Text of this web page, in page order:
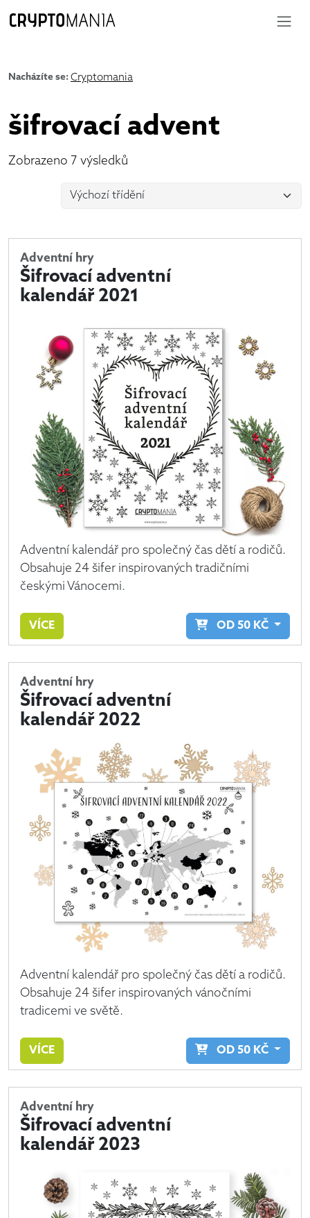
Nacházíte se: Cryptomania
šifrovací advent
Zobrazeno 7 výsledků
Adventní hry
Šifrovací adventní
kalendář 2021
Adventní kalendář pro společný čas dětí a rodičů.
Obsahuje 24 šifer inspirovaných tradičními
českými Vánocemi.
VÍCE OD 50 KČ
Adventní hry
Šifrovací adventní
kalendář 2022
Adventní kalendář pro společný čas dětí a rodičů.
Obsahuje 24 šifer inspirovaných vánočními
tradicemi ve světě.
VÍCE OD 50 KČ
Adventní hry
Šifrovací adventní
kalendář 2023